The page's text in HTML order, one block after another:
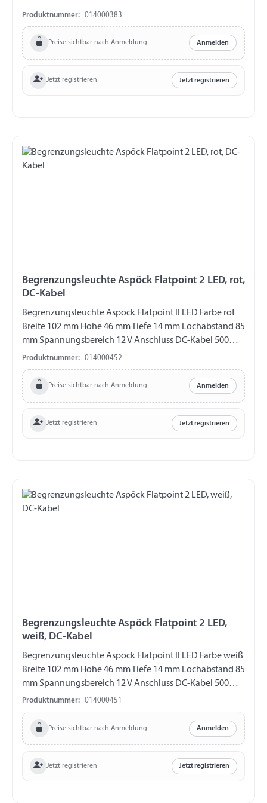
Produktnummer: 014000383
Preise sichtbar nach Anmeldung Anmelden
Jetzt registrieren Jetzt registrieren
Begrenzungsleuchte Aspöck Flatpoint 2 LED, rot,
DC-Kabel
Begrenzungsleuchte Aspöck Flatpoint II LED Farbe rot
Breite 102 mm Höhe 46 mm Tiefe 14 mm Lochabstand 85
mm Spannungsbereich 12 V Anschluss DC-Kabel 500
mm
Produktnummer: 014000452
Preise sichtbar nach Anmeldung Anmelden
Jetzt registrieren Jetzt registrieren
Begrenzungsleuchte Aspöck Flatpoint 2 LED,
weiß, DC-Kabel
Begrenzungsleuchte Aspöck Flatpoint II LED Farbe weiß
Breite 102 mm Höhe 46 mm Tiefe 14 mm Lochabstand 85
mm Spannungsbereich 12 V Anschluss DC-Kabel 500
mm
Produktnummer: 014000451
Preise sichtbar nach Anmeldung Anmelden
Jetzt registrieren Jetzt registrieren